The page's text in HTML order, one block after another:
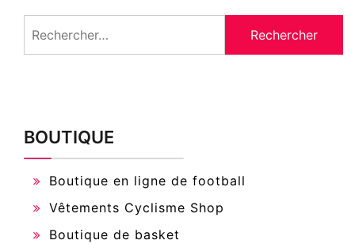
BOUTIQUE
Boutique en ligne de football
Vêtements Cyclisme Shop
Boutique de basket